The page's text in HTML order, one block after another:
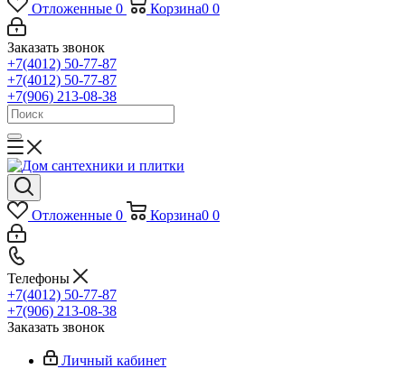
Отложенные 0 Корзина0 0
Заказать звонок
+7(4012) 50-77-87
+7(4012) 50-77-87
+7(906) 213-08-38
Отложенные 0 Корзина0 0
Телефоны
+7(4012) 50-77-87
+7(906) 213-08-38
Заказать звонок
Личный кабинет